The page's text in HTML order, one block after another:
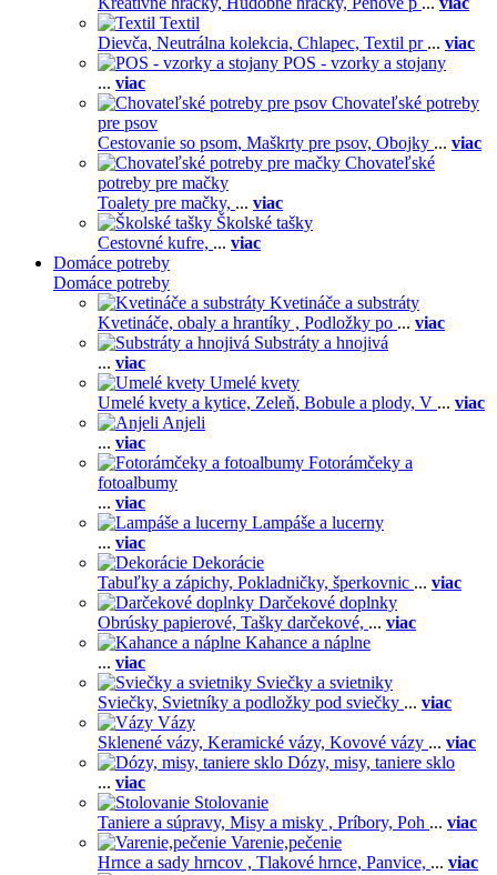
Textil
Dievča, Neutrálna kolekcia, Chlapec, Textil pr ... viac
POS - vzorky a stojany
... viac
Chovateľské potreby
pre psov
Cestovanie so psom, Maškrty pre psov, Obojky ... viac
Chovateľské
potreby pre mačky
Toalety pre mačky, ... viac
Školské tašky
Cestovné kufre, ... viac
Domáce potreby
Domáce potreby
Kvetináče a substráty
Kvetináče, obaly a hrantíky , Podložky po ... viac
Substráty a hnojivá
... viac
Umelé kvety
Umelé kvety a kytice, Zeleň, Bobule a plody, V ... viac
Anjeli
... viac
Fotorámčeky a
fotoalbumy
... viac
Lampáše a lucerny
... viac
Dekorácie
Tabuľky a zápichy, Pokladničky, šperkovnic ... viac
Darčekové doplnky
Obrúsky papierové, Tašky darčekové, ... viac
Kahance a náplne
... viac
Sviečky a svietniky
Sviečky, Svietníky a podložky pod sviečky ... viac
Vázy
Sklenené vázy, Keramické vázy, Kovové vázy ... viac
Dózy, misy, taniere sklo
... viac
Stolovanie
Taniere a súpravy, Misy a misky , Príbory, Poh ... viac
Varenie,pečenie
Hrnce a sady hrncov , Tlakové hrnce, Panvice, ... viac